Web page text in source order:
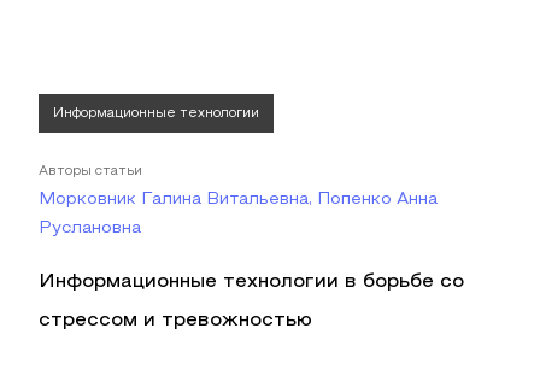
Информационные технологии
Авторы статьи
Морковник Галина Витальевна, Попенко Анна
Руслановна
Информационные технологии в борьбе со
стрессом и тревожностью